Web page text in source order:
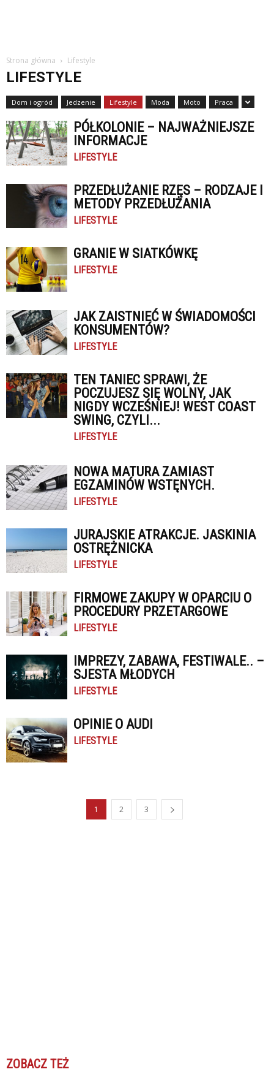
Strona główna Lifestyle
LIFESTYLE
Dom i ogród Jedzenie Lifestyle Moda Moto Praca
PÓŁKOLONIE – NAJWAŻNIEJSZE
INFORMACJE
LIFESTYLE
PRZEDŁUŻANIE RZĘS – RODZAJE I
METODY PRZEDŁUŻANIA
LIFESTYLE
GRANIE W SIATKÓWKĘ
LIFESTYLE
JAK ZAISTNIEĆ W ŚWIADOMOŚCI
KONSUMENTÓW?
LIFESTYLE
TEN TANIEC SPRAWI, ŻE
POCZUJESZ SIĘ WOLNY, JAK
NIGDY WCZEŚNIEJ! WEST COAST
SWING, CZYLI...
LIFESTYLE
NOWA MATURA ZAMIAST
EGZAMINÓW WSTĘNYCH.
LIFESTYLE
JURAJSKIE ATRAKCJE. JASKINIA
OSTRĘŻNICKA
LIFESTYLE
FIRMOWE ZAKUPY W OPARCIU O
PROCEDURY PRZETARGOWE
LIFESTYLE
IMPREZY, ZABAWA, FESTIWALE.. –
SJESTA MŁODYCH
LIFESTYLE
OPINIE O AUDI
LIFESTYLE
1 2 3
ZOBACZ TEŻ